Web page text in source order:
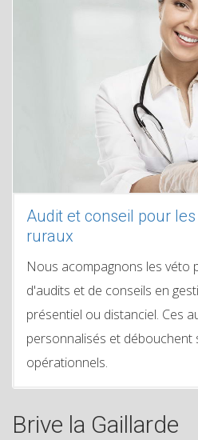
Audit et conseil pour
ruraux
Nous acompagnons les véto
d'audits et de conseils en
présentiel ou distanciel. Ces
personnalisés et débouchent
opérationnels.
Brive la Gaillarde